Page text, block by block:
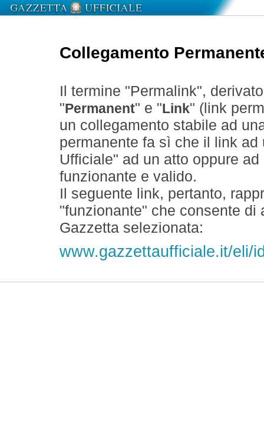
Collegamento
Il termine "Permalink",
" Permanent" e " Link" (link
un collegamento stabile ad
permanente fa sì che il link
Ufficiale" ad un atto oppure
funzionante e valido.
Il seguente link, pertanto,
"funzionante" che consente
Gazzetta selezionata:
www.gazzettaufficiale.it/eli/